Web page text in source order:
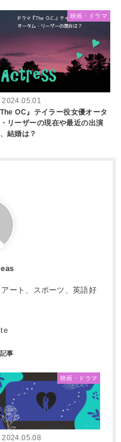
映画・ドラマ
2024.05.01
The OC』テイラー役女優オータ
リーザーの現在や最近の出演
結婚は？
ート、スポーツ、英語好
映画・ドラマ
2024.05.08